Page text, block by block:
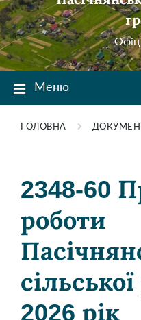
Меню
ГОЛОВНА
2348-60
роботи
2026 рік